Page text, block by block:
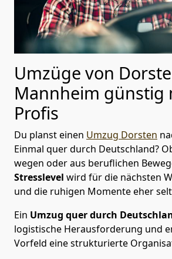
Umzüge von
Mannheim günstig
Profis
Du planst einen Umzug Dorsten
Einmal quer durch Deutschland?
wegen oder aus beruflichen
Stresslevel wird für die nächsten
und die ruhigen Momente eher
Ein Umzug quer durch
logistische Herausforderung und
Vorfeld eine strukturierte